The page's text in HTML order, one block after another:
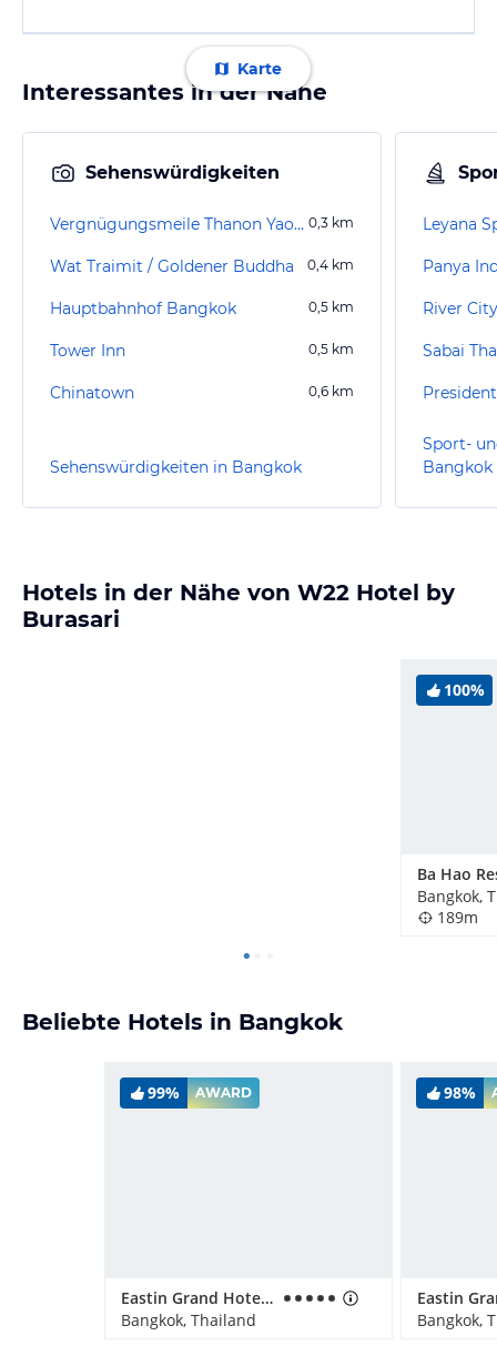
Karte
Interessantes in der Nähe
Sehenswürdigkeiten
Vergnügungsmeile Thanon Yaowarat 0,3 km
Wat Traimit / Goldener Buddha 0,4 km
Hauptbahnhof Bangkok 0,5 km
Tower Inn 0,5 km
Chinatown 0,6 km
Sehenswürdigkeiten in Bangkok
Leyana
Panya
River
Sabai
Sport-
Bangkok
Hotels in der Nähe von W22 Hotel by
Burasari
100%
Ba Hao
Bangkok,
189m
Beliebte Hotels in Bangkok
99% AWARD
Eastin Grand Hotel Sathorn
Bangkok, Thailand
98%
Bangkok,